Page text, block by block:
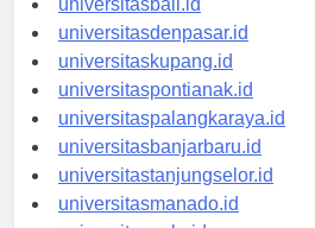
universitasbali.id
universitasdenpasar.id
universitaskupang.id
universitaspontianak.id
universitaspalangkaraya.id
universitasbanjarbaru.id
universitastanjungselor.id